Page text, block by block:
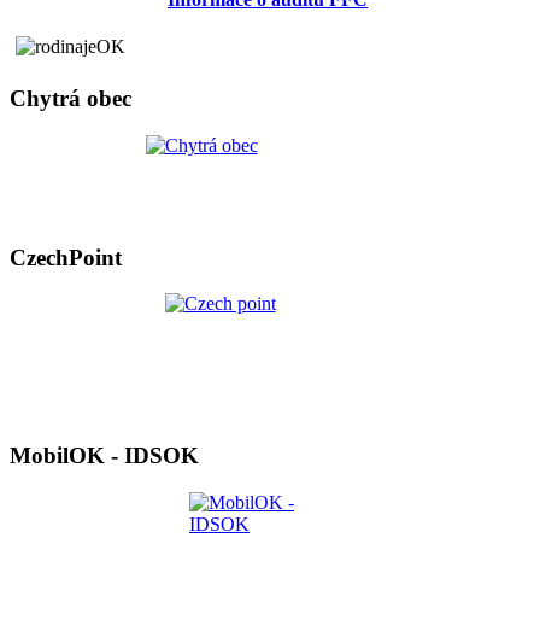
Chytrá obec
CzechPoint
MobilOK - IDSOK